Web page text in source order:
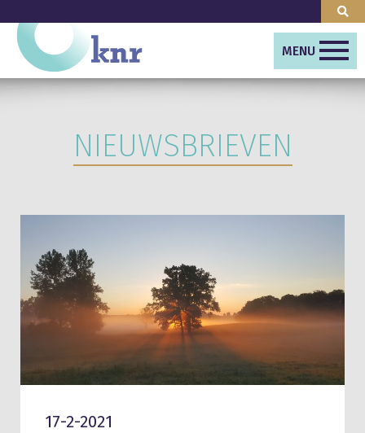
MENU
NIEUWSBRIEVEN
17-2-2021